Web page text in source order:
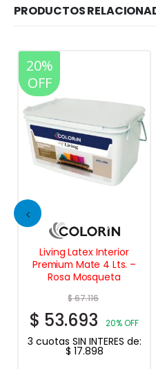
PRODUCTOS
20%
OFF
Living Latex Interior
Premium Mate 4 Lts. –
Rosa Mosqueta
$67.116
$ 53.693 20% OFF
3 cuotas SIN INTERES de:
$ 17.898